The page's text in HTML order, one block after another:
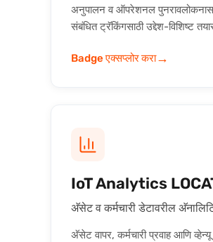
अनुपालन व ऑपरेशनल
संबंधित ट्रॅकिंगसाठी उद्देश-विशिष्ट
Badge एक्सप्लोर करा→
IoT Analytics
अ‍ॅसेट व कर्मचारी डेटावरील
अ‍ॅसेट वापर, कर्मचारी प्रवाह आणि